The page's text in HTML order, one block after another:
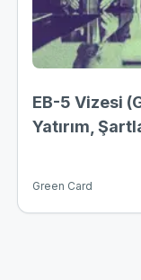
EB-5 Vizesi
Yatırım,
Green Card